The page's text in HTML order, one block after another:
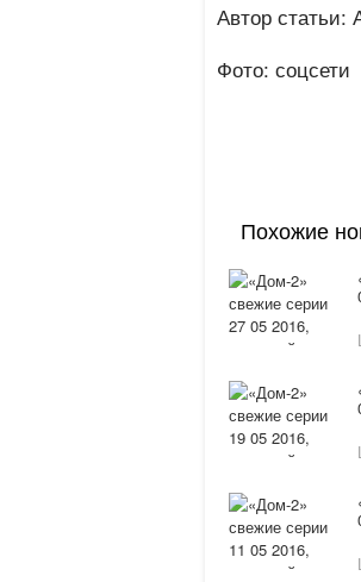
Автор статьи:
Фото: соцсети
Похожие